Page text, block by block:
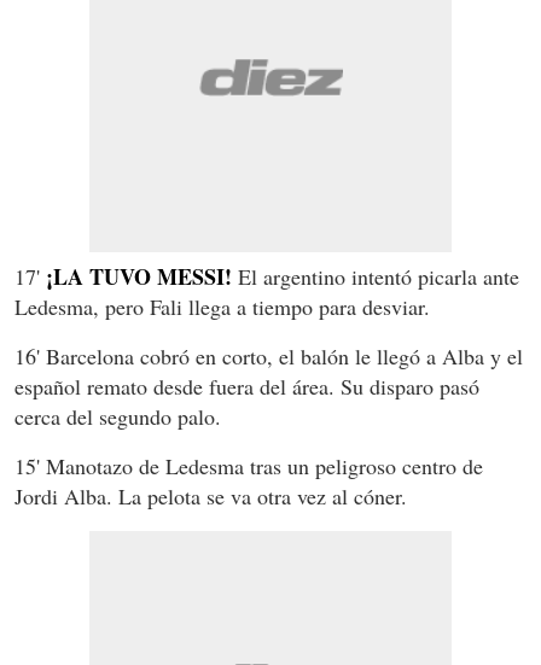
17' ¡LA TUVO MESSI! El argentino intentó picarla ante
Ledesma, pero Fali llega a tiempo para desviar.
16' Barcelona cobró en corto, el balón le llegó a Alba y el
español remato desde fuera del área. Su disparo pasó
cerca del segundo palo.
15' Manotazo de Ledesma tras un peligroso centro de
Jordi Alba. La pelota se va otra vez al cóner.